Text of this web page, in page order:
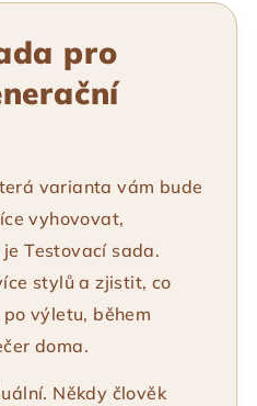
pro
varianta vám bude
vyhovovat,
Testovací sada.
stylů a zjistit, co
výletu, během
doma.
Někdy člověk